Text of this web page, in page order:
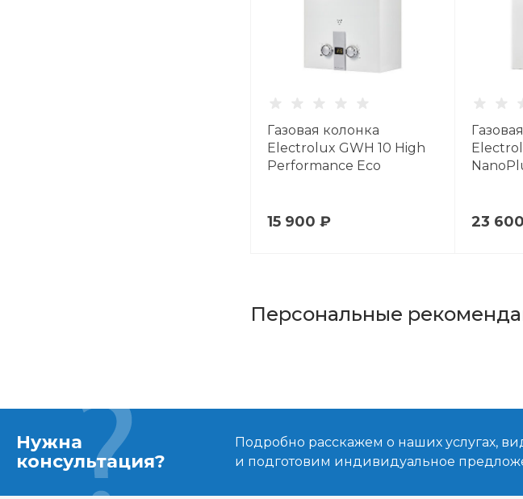
Газовая колонка
Electrolux GWH 10 High
Performance Eco
15 900 ₽ 23
Персональные
Нужна
консультация?
Подробно расскажем о наших услугах,
и подготовим индивидуальное